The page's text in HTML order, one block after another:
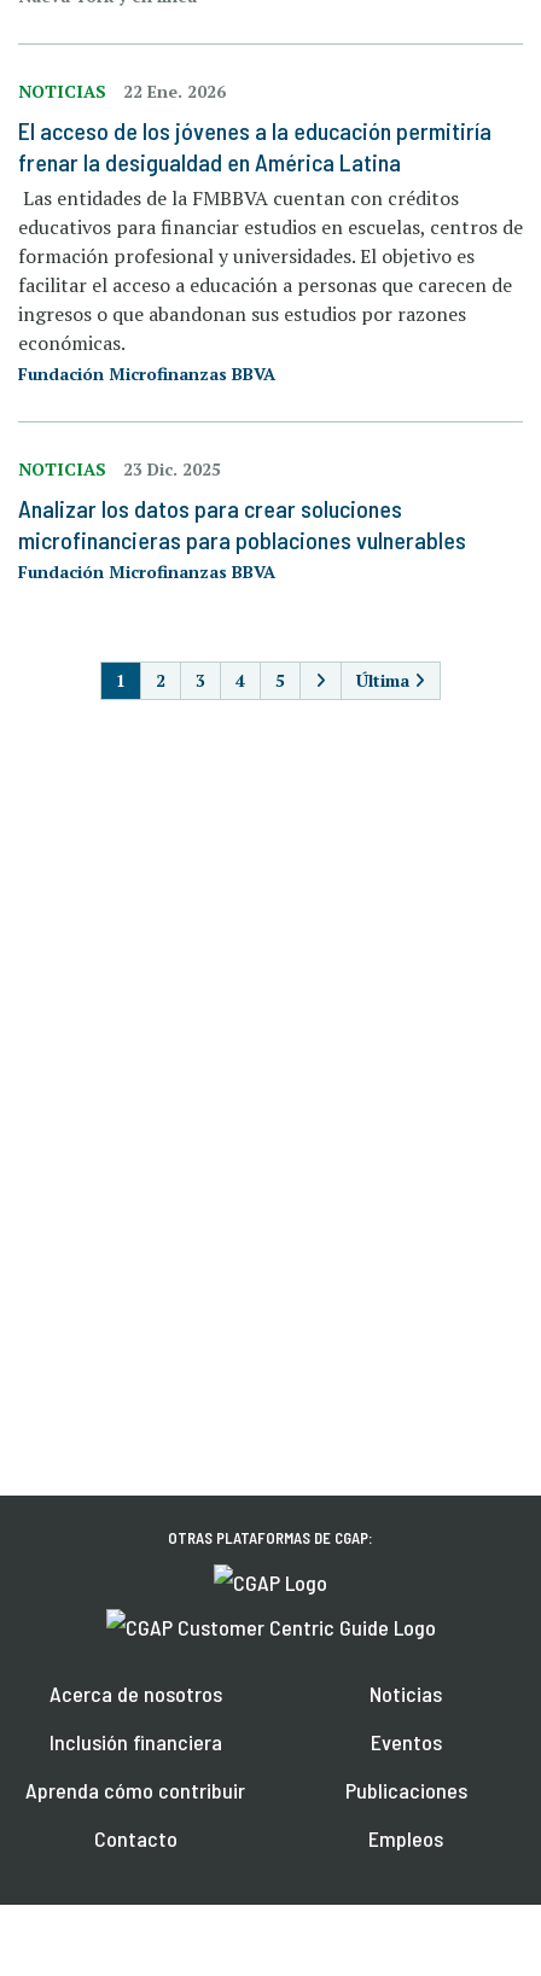
NOTICIAS 22 Ene. 2026
El acceso de los jóvenes a la educación permitiría
frenar la desigualdad en América Latina
Las entidades de la FMBBVA cuentan con créditos
educativos para financiar estudios en escuelas, centros de
formación profesional y universidades. El objetivo es
facilitar el acceso a educación a personas que carecen de
ingresos o que abandonan sus estudios por razones
económicas.
Fundación Microfinanzas BBVA
NOTICIAS 23 Dic. 2025
Analizar los datos para crear soluciones
microfinancieras para poblaciones vulnerables
Fundación Microfinanzas BBVA
1 2 3 4 5 Última
OTRAS PLATAFORMAS DE CGAP:
Acerca de nosotros
Inclusión financiera
Aprenda cómo contribuir
Contacto
Noticias
Eventos
Publicaciones
Empleos
Explore plataformas regionales en:
English